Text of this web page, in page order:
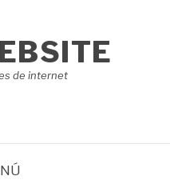
de internet